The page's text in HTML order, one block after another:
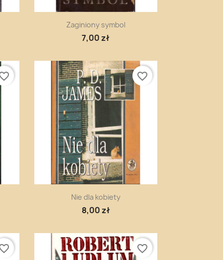
Szybki podgląd
Zaginiony symbol
7,00 zł
Szybki podgląd
Nie dla kobiety
8,00 zł
favorite_border
favorite_border